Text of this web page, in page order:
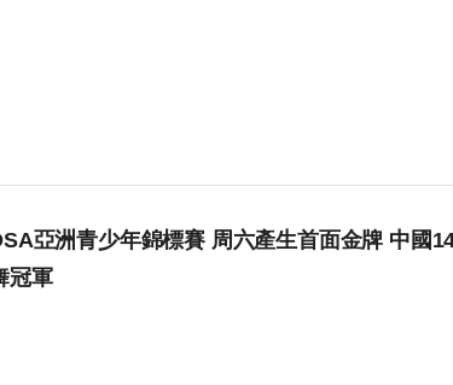
亞洲青少年錦標賽 周六產生首面金牌 中國
冠軍